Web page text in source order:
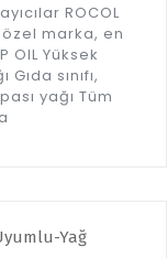
ROCOL
özel marka, en
OIL Yüksek
sınıfı,
yağı Tüm